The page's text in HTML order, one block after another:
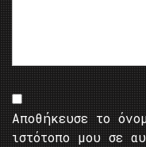
Αποθήκευσε το
ιστότοπο μου σε